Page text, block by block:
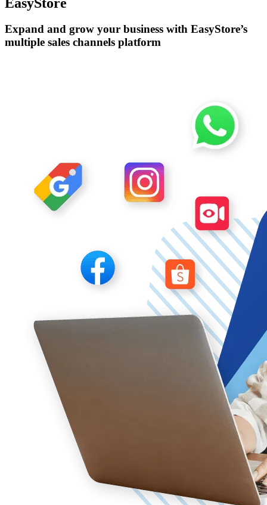
Expand and grow your business with EasyStore’s
multiple sales channels platform